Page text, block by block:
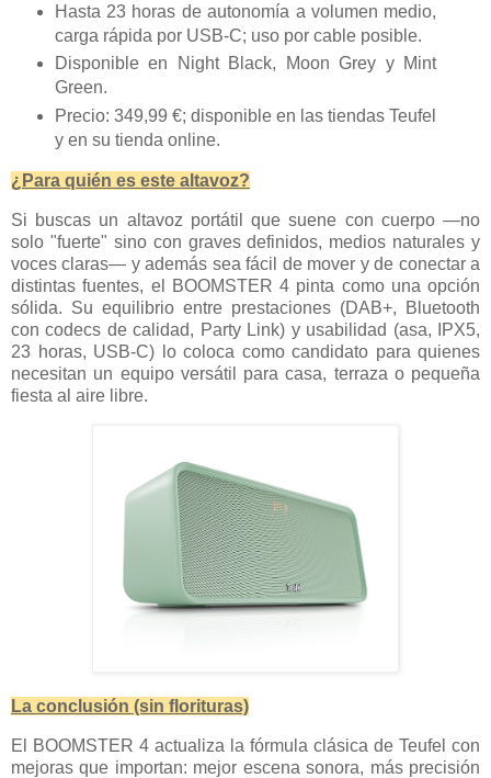
Hasta 23 horas de autonomía a volumen medio,
carga rápida por USB-C; uso por cable posible.
Disponible en Night Black, Moon Grey y Mint
Green.
Precio: 349,99 €; disponible en las tiendas Teufel
y en su tienda online.
¿Para quién es este altavoz?
Si buscas un altavoz portátil que suene con cuerpo —no
solo "fuerte" sino con graves definidos, medios naturales y
voces claras— y además sea fácil de mover y de conectar a
distintas fuentes, el BOOMSTER 4 pinta como una opción
sólida. Su equilibrio entre prestaciones (DAB+, Bluetooth
con codecs de calidad, Party Link) y usabilidad (asa, IPX5,
23 horas, USB-C) lo coloca como candidato para quienes
necesitan un equipo versátil para casa, terraza o pequeña
fiesta al aire libre.
La conclusión (sin florituras)
El BOOMSTER 4 actualiza la fórmula clásica de Teufel con
mejoras que importan: mejor escena sonora, más precisión